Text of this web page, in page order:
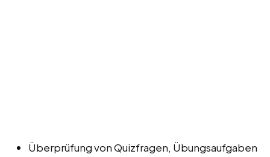
Überprüfung von Quizfragen, Übungsaufgaben